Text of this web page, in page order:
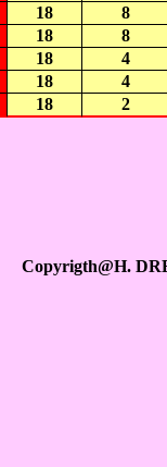
18
8
18
8
18
4
18
4
18 2
Copyrigth@H.